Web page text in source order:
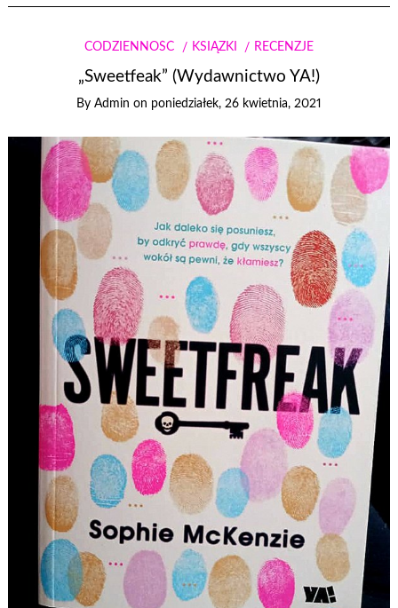
CODZIENNOŚĆ KSIĄŻKI RECENZJE
„Sweetfeak” (Wydawnictwo YA!)
By Admin on poniedziałek, 26 kwietnia, 2021